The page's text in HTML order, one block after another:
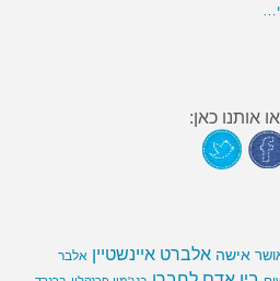
אותנו כאן:
אישה אלברט איינשטיין אלבר